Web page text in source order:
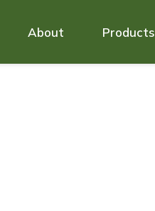
About Products